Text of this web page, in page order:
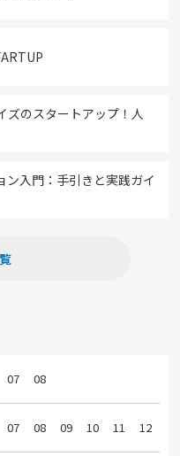
ズのスタートアップ！人
ン入門：手引きと実践ガイ
07 08
07 08 09 10 11 12